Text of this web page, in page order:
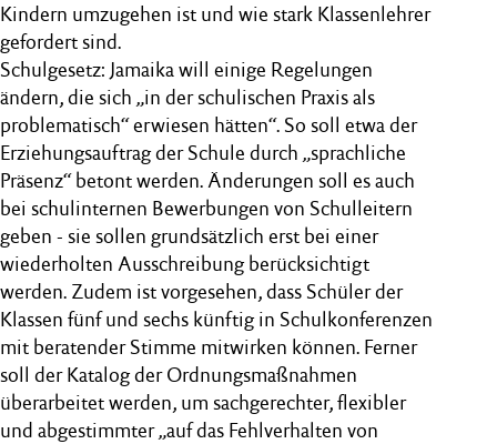
Kindern umzugehen ist und wie stark Klassenlehrer
gefordert sind.
Schulgesetz: Jamaika will einige Regelungen
ändern, die sich „in der schulischen Praxis als
problematisch“ erwiesen hätten“. So soll etwa der
Erziehungsauftrag der Schule durch „sprachliche
Präsenz“ betont werden. Änderungen soll es auch
bei schulinternen Bewerbungen von Schulleitern
geben ‒ sie sollen grundsätzlich erst bei einer
wiederholten Ausschreibung berücksichtigt
werden. Zudem ist vorgesehen, dass Schüler der
Klassen fünf und sechs künftig in Schulkonferenzen
mit beratender Stimme mitwirken können. Ferner
soll der Katalog der Ordnungsmaßnahmen
überarbeitet werden, um sachgerechter, flexibler
und abgestimmter „auf das Fehlverhalten von